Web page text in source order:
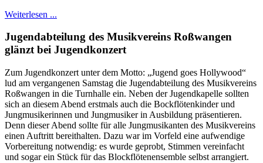
Weiterlesen ...
Jugendabteilung des Musikvereins Roßwangen
glänzt bei Jugendkonzert
Zum Jugendkonzert unter dem Motto: „Jugend goes Hollywood“
lud am vergangenen Samstag die Jugendabteilung des Musikvereins
Roßwangen in die Turnhalle ein. Neben der Jugendkapelle sollten
sich an diesem Abend erstmals auch die Bockflötenkinder und
Jungmusikerinnen und Jungmusiker in Ausbildung präsentieren.
Denn dieser Abend sollte für alle Jungmusikanten des Musikvereins
einen Auftritt bereithalten. Dazu war im Vorfeld eine aufwendige
Vorbereitung notwendig: es wurde geprobt, Stimmen vereinfacht
und sogar ein Stück für das Blockflötenensemble selbst arrangiert.